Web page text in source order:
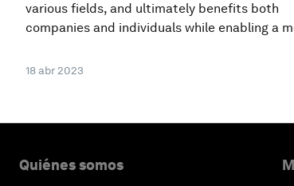
various fields, and ultimately benefits both
companies and individuals while enabling a
18 abr 2023
Quiénes somos